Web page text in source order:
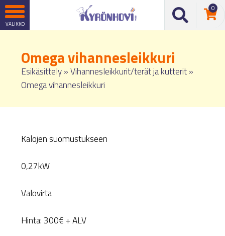
0
Omega vihannesleikkuri
Esikäsittely»Vihannesleikkurit/terät ja kutterit»
Omega vihannesleikkuri
Kalojen suomustukseen
0,27kW
Valovirta
Hinta: 300€ + ALV